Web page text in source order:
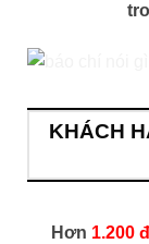
KHÁCH
Hơn 1.200